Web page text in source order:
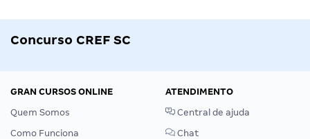
Concurso CREF SC
GRAN CURSOS ONLINE
Quem Somos
Como Funciona
ATENDIMENTO
Central de ajuda
Chat